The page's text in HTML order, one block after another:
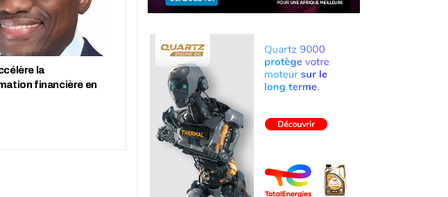
la
financière en